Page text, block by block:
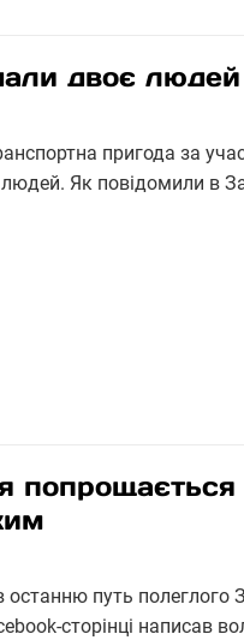
двоє людей
пригода за
Як повідомили в
попрощається
путь полеглого
сторінці написав